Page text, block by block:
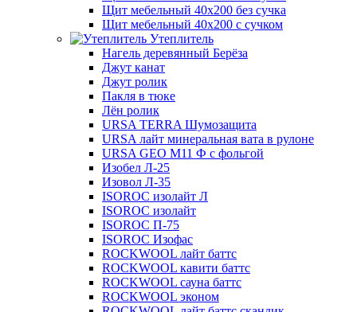
Щит мебельный 40х200 без сучка
Щит мебельный 40х200 с сучком
Утеплитель
Нагель деревянный Берёза
Джут канат
Джут ролик
Пакля в тюке
Лён ролик
URSA TERRA Шумозащита
URSA лайт минеральная вата в рулоне
URSA GEO M11 Ф с фольгой
Изобел Л-25
Изовол Л-35
ISOROC изолайт Л
ISOROC изолайт
ISOROC П-75
ISOROC Изофас
ROCKWOOL лайт баттс
ROCKWOOL кавити баттс
ROCKWOOL сауна баттс
ROCKWOOL эконом